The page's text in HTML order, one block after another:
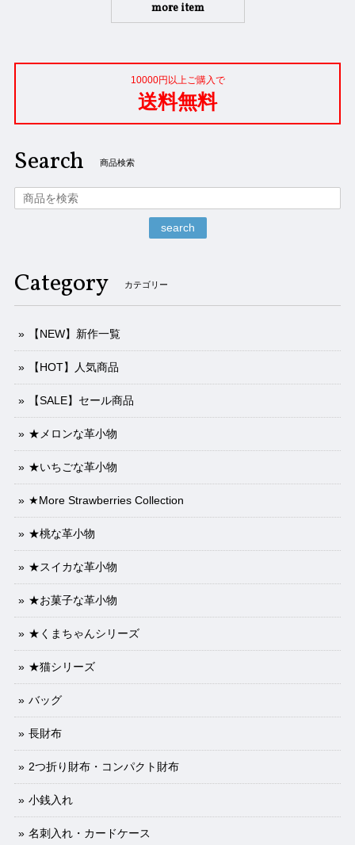
more item
10000円以上ご購入で
送料無料
Search 商品検索
search
Category カテゴリー
【NEW】新作一覧
【HOT】人気商品
【SALE】セール商品
★メロンな革小物
★いちごな革小物
★More Strawberries Collection
★桃な革小物
★スイカな革小物
★お菓子な革小物
★くまちゃんシリーズ
★猫シリーズ
バッグ
長財布
2つ折り財布・コンパクト財布
小銭入れ
名刺入れ・カードケース